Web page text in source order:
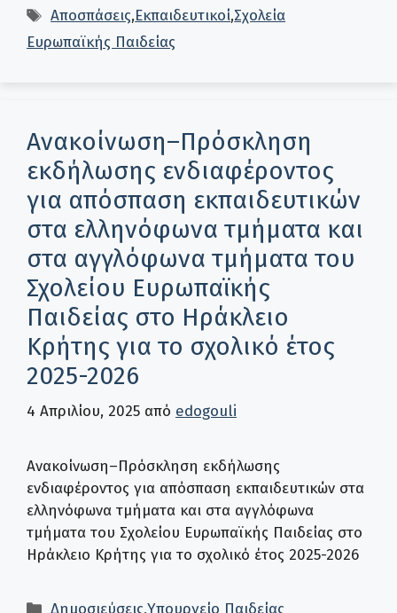
Ετικέτες
Αποσπάσεις,Εκπαιδευτικοί,Σχολεία
Ευρωπαϊκής Παιδείας
Ανακοίνωση–Πρόσκληση
εκδήλωσης ενδιαφέροντος
για απόσπαση εκπαιδευτικών
στα ελληνόφωνα τμήματα και
στα αγγλόφωνα τμήματα του
Σχολείου Ευρωπαϊκής
Παιδείας στο Ηράκλειο
Κρήτης για το σχολικό έτος
2025-2026
4 Απριλίου, 2025 από edogouli
Ανακοίνωση–Πρόσκληση εκδήλωσης
ενδιαφέροντος για απόσπαση εκπαιδευτικών στα
ελληνόφωνα τμήματα και στα αγγλόφωνα
τμήματα του Σχολείου Ευρωπαϊκής Παιδείας στο
Ηράκλειο Κρήτης για το σχολικό έτος 2025-2026
Κατηγορίες
Δημοσιεύσεις,Υπουργείο Παιδείας